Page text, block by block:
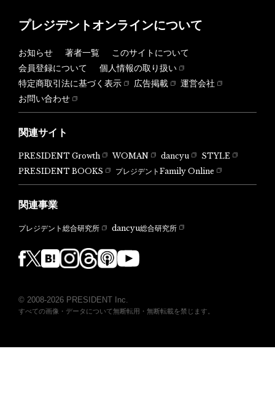
プレジデントオンラインについて
お知らせ 著者一覧
このサイトについて
会員登録について
個人情報の取り扱い
特定商取引法に基づく表示
広告掲載
運営会社
お問い合わせ
関連サイト
PRESIDENT Growth WOMAN dancyu
STYLE
PRESIDENT BOOKS
プレジデントFamily Online
関連事業
プレジデント総合研究所 dancyu総合研究所
© 2008-2026 PRESIDENT Inc.
すべての画像・データについて無断転用・無断転載を禁じます。